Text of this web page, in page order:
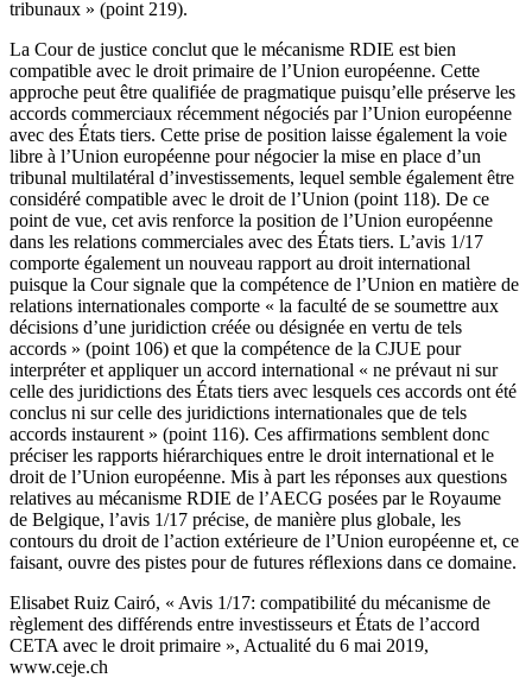
tribunaux » (point 219).
La Cour de justice conclut que le mécanisme RDIE est bien
compatible avec le droit primaire de l’Union européenne. Cette
approche peut être qualifiée de pragmatique puisqu’elle préserve les
accords commerciaux récemment négociés par l’Union européenne
avec des États tiers. Cette prise de position laisse également la voie
libre à l’Union européenne pour négocier la mise en place d’un
tribunal multilatéral d’investissements, lequel semble également être
considéré compatible avec le droit de l’Union (point 118). De ce
point de vue, cet avis renforce la position de l’Union européenne
dans les relations commerciales avec des États tiers. L’avis 1/17
comporte également un nouveau rapport au droit international
puisque la Cour signale que la compétence de l’Union en matière de
relations internationales comporte « la faculté de se soumettre aux
décisions d’une juridiction créée ou désignée en vertu de tels
accords » (point 106) et que la compétence de la CJUE pour
interpréter et appliquer un accord international « ne prévaut ni sur
celle des juridictions des États tiers avec lesquels ces accords ont été
conclus ni sur celle des juridictions internationales que de tels
accords instaurent » (point 116). Ces affirmations semblent donc
préciser les rapports hiérarchiques entre le droit international et le
droit de l’Union européenne. Mis à part les réponses aux questions
relatives au mécanisme RDIE de l’AECG posées par le Royaume
de Belgique, l’avis 1/17 précise, de manière plus globale, les
contours du droit de l’action extérieure de l’Union européenne et, ce
faisant, ouvre des pistes pour de futures réflexions dans ce domaine.
Elisabet Ruiz Cairó, « Avis 1/17: compatibilité du mécanisme de
règlement des différends entre investisseurs et États de l’accord
CETA avec le droit primaire », Actualité du 6 mai 2019,
www.ceje.ch